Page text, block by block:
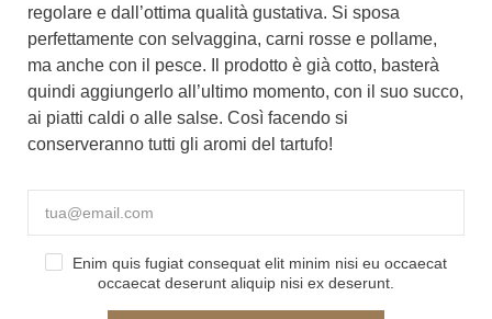
regolare e dall’ottima qualità gustativa. Si sposa
perfettamente con selvaggina, carni rosse e pollame,
ma anche con il pesce. Il prodotto è già cotto, basterà
quindi aggiungerlo all’ultimo momento, con il suo succo,
ai piatti caldi o alle salse. Così facendo si
conserveranno tutti gli aromi del tartufo!
Enim quis fugiat consequat elit minim nisi eu occaecat
occaecat deserunt aliquip nisi ex deserunt.